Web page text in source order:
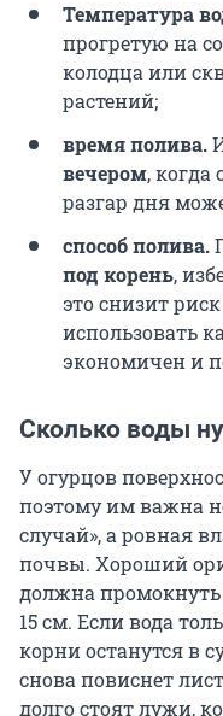
Температура
прогретую на
колодца или
растений;
время полива.
вечером, когда
разгар дня
способ полива.
под корень,
это снизит
использовать
экономичен и
Сколько воды
У огурцов
поэтому им важна
случай», а ровная
почвы. Хороший
должна
15 см. Если вода
корни останутся в
снова повиснет
долго стоят лужи,